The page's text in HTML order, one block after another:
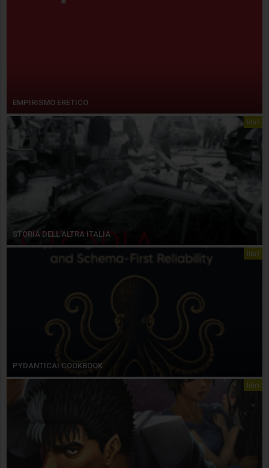
EMPIRISMO ERETICO
libri
STORIA DELL’ALTRA ITALIA
libri
PYDANTICAI COOKBOOK
libri